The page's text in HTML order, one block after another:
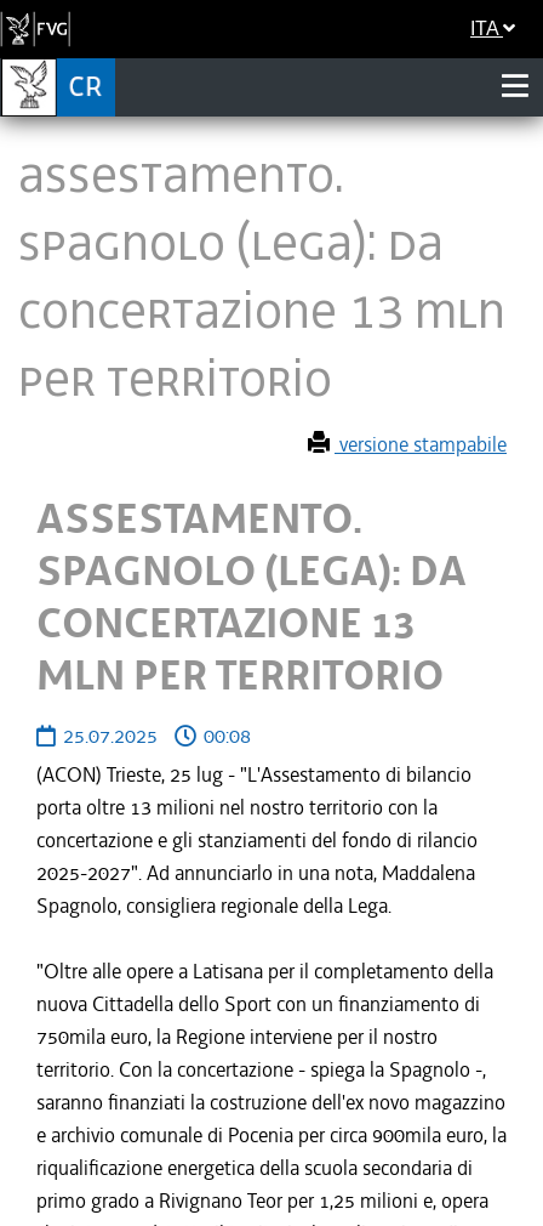
ITA
ASSESTAMENTO.
SPAGNOLO (LEGA): DA
CONCERTAZIONE 13 MLN
PER TERRITORIO
versione stampabile
ASSESTAMENTO.
SPAGNOLO (LEGA): DA
CONCERTAZIONE 13
MLN PER TERRITORIO
25.07.2025
00:08
(ACON) Trieste, 25 lug - "L'Assestamento di bilancio
porta oltre 13 milioni nel nostro territorio con la
concertazione e gli stanziamenti del fondo di rilancio
2025-2027". Ad annunciarlo in una nota, Maddalena
Spagnolo, consigliera regionale della Lega.
"Oltre alle opere a Latisana per il completamento della
nuova Cittadella dello Sport con un finanziamento di
750mila euro, la Regione interviene per il nostro
territorio. Con la concertazione - spiega la Spagnolo -,
saranno finanziati la costruzione dell'ex novo magazzino
e archivio comunale di Pocenia per circa 900mila euro, la
riqualificazione energetica della scuola secondaria di
primo grado a Rivignano Teor per 1,25 milioni e, opera